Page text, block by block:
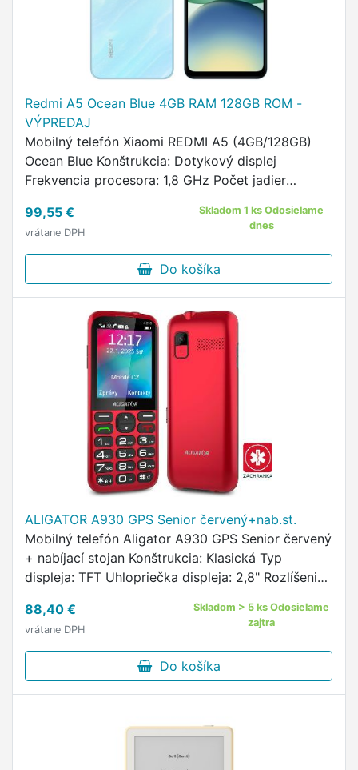
Redmi A5 Ocean Blue 4GB RAM 128GB ROM -
VÝPREDAJ
Mobilný telefón Xiaomi REDMI A5 (4GB/128GB)
Ocean Blue Konštrukcia: Dotykový displej
Frekvencia procesora: 1,8 GHz Počet jadier
Operačná pamäť: 4 GB Interný …
99,55 €
vrátane DPH
Skladom 1 ks Odosielame
dnes
Do košíka
ALIGATOR A930 GPS Senior červený+nab.st.
Mobilný telefón Aligator A930 GPS Senior červený
+ nabíjací stojan Konštrukcia: Klasická Typ
displeja: TFT Uhlopriečka displeja: 2,8" Rozlíšenie
Zaoblené hrany …
88,40 €
vrátane DPH
Skladom > 5 ks Odosielame
zajtra
Do košíka